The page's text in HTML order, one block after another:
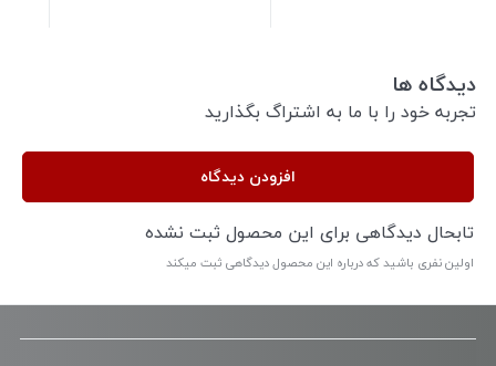
دیدگاه ها
تجربه خود را با ما به اشتراگ بگذارید
افزودن دیدگاه
تابحال دیدگاهی برای این محصول ثبت نشده
اولین نفری باشید که درباره این محصول دیدگاهی ثبت میکند